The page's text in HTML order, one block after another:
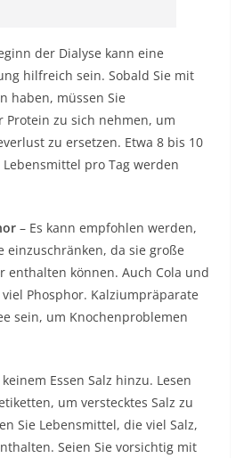
der Dialyse kann eine
hilfreich sein. Sobald Sie mit
haben, müssen Sie
zu sich nehmen, um
zu ersetzen. Etwa 8 bis 10
pro Tag werden
– Es kann empfohlen werden,
da sie große
enthalten können. Auch Cola und
Phosphor. Kalziumpräparate
sein, um Knochenproblemen
keinem Essen Salz hinzu. Lesen
um verstecktes Salz zu
Sie Lebensmittel, die viel Salz,
Seien Sie vorsichtig mit